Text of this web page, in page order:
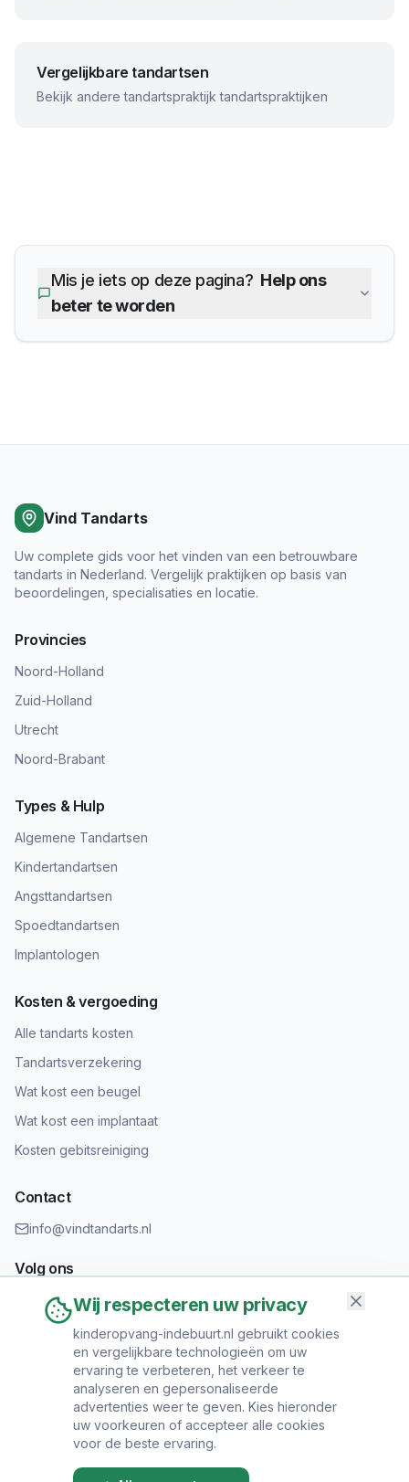
Vergelijkbare tandartsen
Bekijk anderetandartspraktijk tandartspraktijken
Mis je iets op deze pagina? Help ons
beter te worden
Vind Tandarts
Uw complete gids voor het vinden van een betrouwbare
tandarts in Nederland. Vergelijk praktijken op basis van
beoordelingen, specialisaties en locatie.
Provincies
Noord-Holland
Zuid-Holland
Utrecht
Noord-Brabant
Types & Hulp
Algemene Tandartsen
Kindertandartsen
Angsttandartsen
Spoedtandartsen
Implantologen
Kosten & vergoeding
Alle tandarts kosten
Tandartsverzekering
Wat kost een beugel
Wat kost een implantaat
Kosten gebitsreiniging
Contact
info@vindtandarts.nl
Volg ons
Informatie toevoegen?
Heeft u een tandartspraktijk? Neem contact op om uw praktijk
toe te voegen.
Wij respecteren uw privacy
kinderopvang-indebuurt.nl gebruikt cookies
en vergelijkbare technologieën om uw
ervaring te verbeteren, het verkeer te
analyseren en gepersonaliseerde
advertenties weer te geven. Kies hieronder
uw voorkeuren of accepteer alle cookies
voor de beste ervaring.